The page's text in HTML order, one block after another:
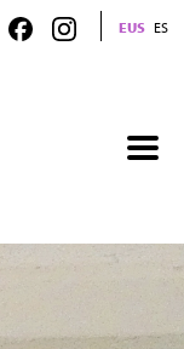
EUS ES